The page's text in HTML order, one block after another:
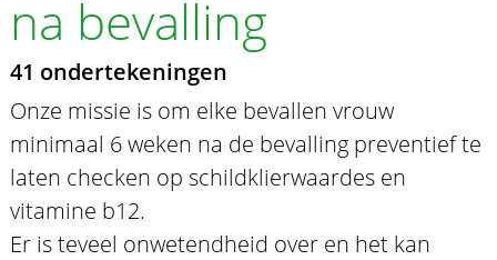
na bevalling
41 ondertekeningen
Onze missie is om elke bevallen vrouw
minimaal 6 weken na de bevalling preventief te
laten checken op schildklierwaardes en
vitamine b12.
Er is teveel onwetendheid over en het kan